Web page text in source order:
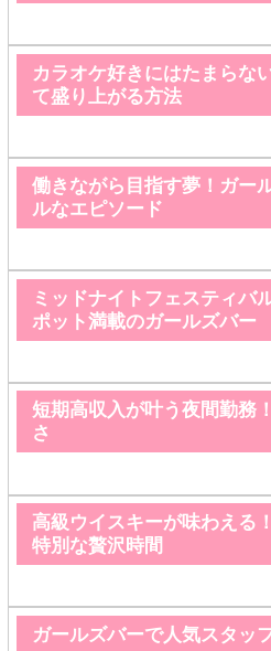
カラオケ好きにはたまらな
て盛り上がる方法
働きながら目指す夢！ガー
ルなエピソード
ミッドナイトフェスティバ
ポット満載のガールズバー
短期高収入が叶う夜間勤務
さ
高級ウイスキーが味わえる
特別な贅沢時間
ガールズバーで人気スタッ